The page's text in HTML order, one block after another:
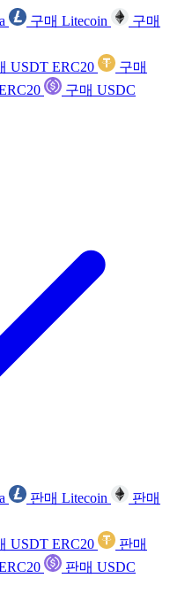
구매 Litecoin
구매
USDT ERC20
구매
구매 USDC
판매 Litecoin
판매
USDT ERC20
판매
판매 USDC